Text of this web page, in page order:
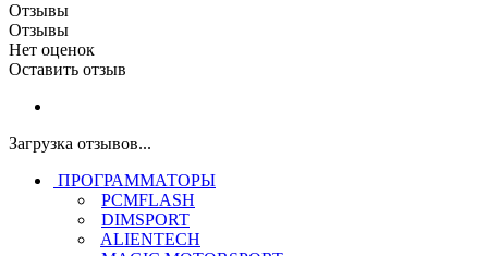
Отзывы
Отзывы
Нет оценок
Оставить отзыв
Загрузка отзывов...
ПРОГРАММАТОРЫ
PCMFLASH
DIMSPORT
ALIENTECH